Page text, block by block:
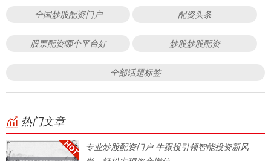
全国炒股配资门户 配资头条
股票配资哪个平台好 炒股炒股配资
全部话题标签
热门文章
专业炒股配资门户 牛跟投引领智能投资新风